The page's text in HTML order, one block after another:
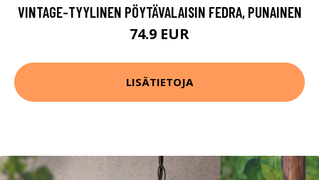
VINTAGE-TYYLINEN PÖYTÄVALAISIN FEDRA, PUNAINEN
74.9 EUR
LISÄTIETOJA